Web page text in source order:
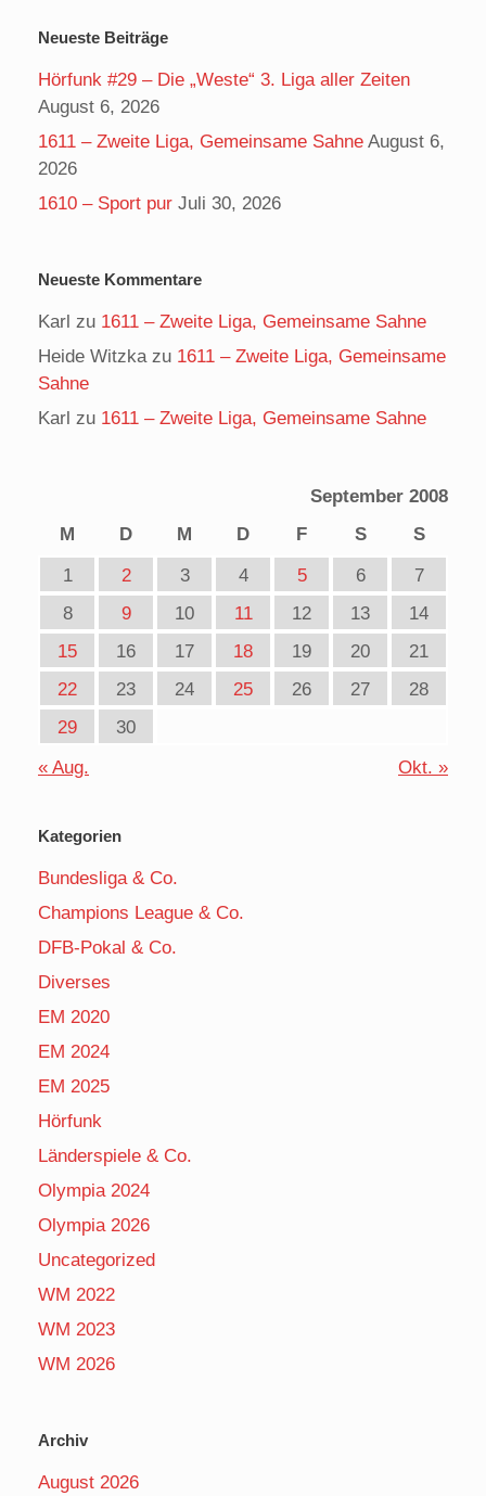
Neueste Beiträge
Hörfunk #29 – Die „Weste“ 3. Liga aller Zeiten
August 6, 2026
1611 – Zweite Liga, Gemeinsame Sahne August 6,
2026
1610 – Sport pur Juli 30, 2026
Neueste Kommentare
Karl zu 1611 – Zweite Liga, Gemeinsame Sahne
Heide Witzkazu 1611 – Zweite Liga, Gemeinsame
Sahne
Karl zu 1611 – Zweite Liga, Gemeinsame Sahne
September 2008
M
D M D F S
S
1
2 3 4 5 6
7
8
9 10 11 12 13
14
15
16 17 18 19 20
21
22
23 24 25 26 27
28
29
30
« Aug.
Okt. »
Kategorien
Bundesliga & Co.
Champions League & Co.
DFB-Pokal & Co.
Diverses
EM 2020
EM 2024
EM 2025
Hörfunk
Länderspiele & Co.
Olympia 2024
Olympia 2026
Uncategorized
WM 2022
WM 2023
WM 2026
Archiv
August 2026